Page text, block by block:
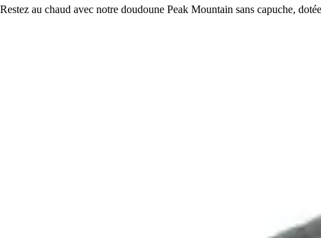
Restez au chaud avec notre doudoune Peak Mountain sans capuche,